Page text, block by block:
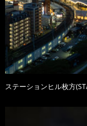
ステーションヒル枚方